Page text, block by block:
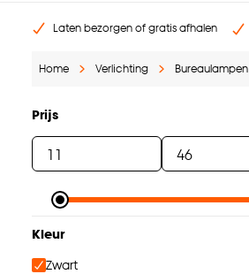
Laten bezorgen of gratis afhalen
Home Verlichting Bureaulampen
Prijs
Kleur
Zwart